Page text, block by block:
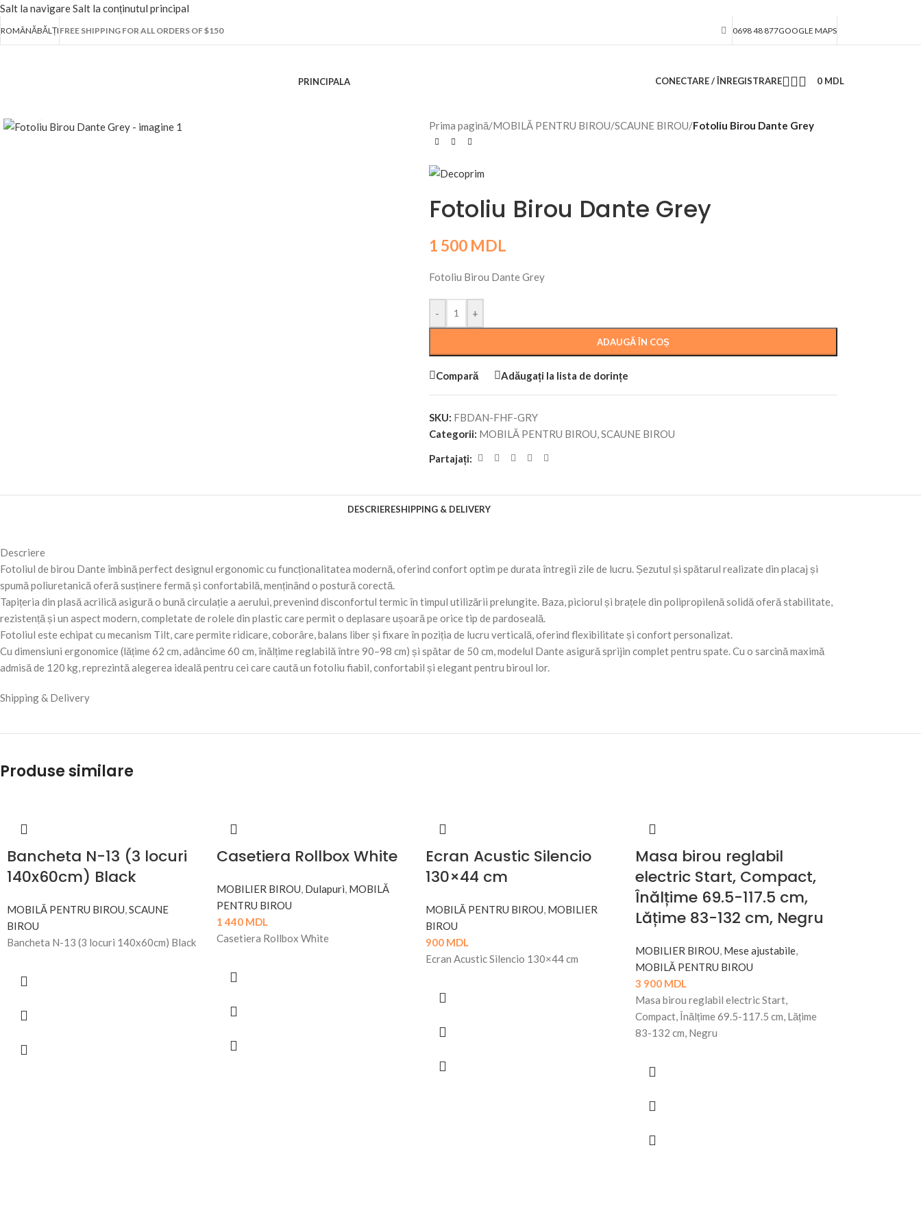
Salt la navigareSalt la conținutul principal
ROMÂNĂBĂLȚI FREE SHIPPING FOR ALL ORDERS OF $150 0698 48 877GOOGLE MAPS
PRINCIPALA CONECTARE / ÎNREGISTRARE 0 MDL
Prima pagină/MOBILĂ PENTRU BIROU/SCAUNE BIROU/Fotoliu Birou Dante Grey
Fotoliu Birou Dante Grey
1 500 MDL
Fotoliu Birou Dante Grey
- +
ADAUGĂ ÎN COȘ
Compară Adăugați la lista de dorințe
SKU: FBDAN-FHF-GRY
Categorii: MOBILĂ PENTRU BIROU,SCAUNE BIROU
Partajați:
DESCRIERESHIPPING & DELIVERY
Descriere
Fotoliul de birou Dante îmbină perfect designul ergonomic cu funcționalitatea modernă, oferind confort optim pe durata întregii zile de lucru. Șezutul și spătarul realizate din placaj și
spumă poliuretanică oferă susținere fermă și confortabilă, menținând o postură corectă.
Tapițeria din plasă acrilică asigură o bună circulație a aerului, prevenind disconfortul termic în timpul utilizării prelungite. Baza, piciorul și brațele din polipropilenă solidă oferă stabilitate,
rezistență și un aspect modern, completate de rolele din plastic care permit o deplasare ușoară pe orice tip de pardoseală.
Fotoliul este echipat cu mecanism Tilt, care permite ridicare, coborâre, balans liber și fixare în poziția de lucru verticală, oferind flexibilitate și confort personalizat.
Cu dimensiuni ergonomice (lățime 62 cm, adâncime 60 cm, înălțime reglabilă între 90–98 cm) și spătar de 50 cm, modelul Dante asigură sprijin complet pentru spate. Cu o sarcină maximă
admisă de 120 kg, reprezintă alegerea ideală pentru cei care caută un fotoliu fiabil, confortabil și elegant pentru biroul lor.
Shipping & Delivery
Produse similare
Bancheta N-13 (3 locuri
140x60cm) Black
MOBILĂ PENTRU BIROU,SCAUNE
BIROU
Bancheta N-13 (3 locuri 140x60cm) Black
Casetiera Rollbox White
MOBILIER BIROU, Dulapuri, MOBILĂ
PENTRU BIROU
1 440 MDL
Casetiera Rollbox White
Ecran Acustic Silencio
130×44 cm
MOBILĂ PENTRU BIROU, MOBILIER
BIROU
900 MDL
Ecran Acustic Silencio 130×44 cm
Masa birou reglabil
electric Start, Compact,
Înălțime 69.5-117.5 cm,
Lățime 83-132 cm, Negru
MOBILIER BIROU, Mese ajustabile,
MOBILĂ PENTRU BIROU
3 900 MDL
Masa birou reglabil electric Start,
Compact, Înălțime 69.5-117.5 cm, Lățime
83-132 cm, Negru